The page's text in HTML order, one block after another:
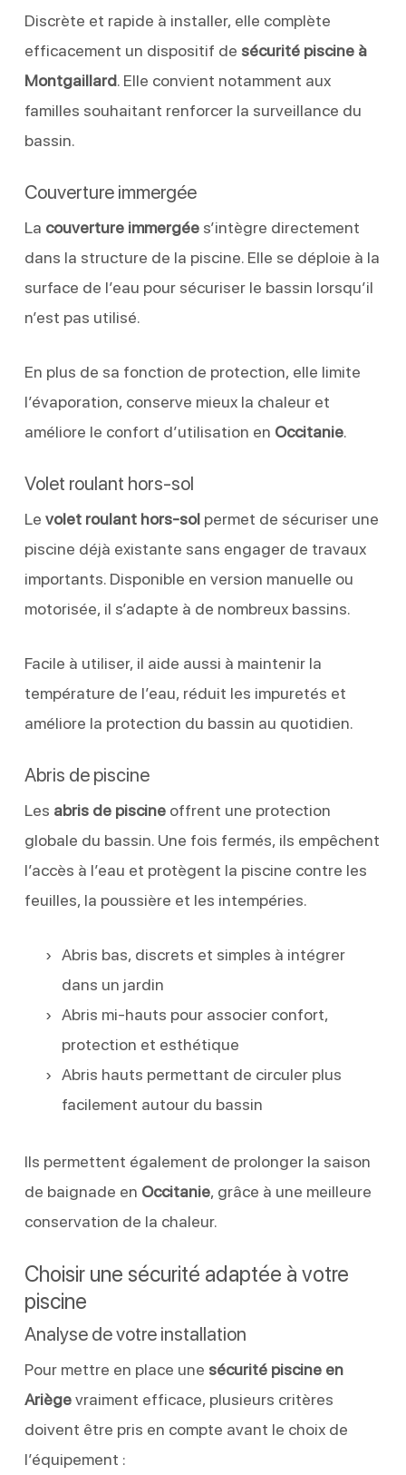
Discrète et rapide à installer, elle complète
efficacement un dispositif de sécurité piscine à
Montgaillard. Elle convient notamment aux
familles souhaitant renforcer la surveillance du
bassin.
Couverture immergée
La couverture immergées’intègre directement
dans la structure de la piscine. Elle se déploie à la
surface de l’eau pour sécuriser le bassin lorsqu’il
n’est pas utilisé.
En plus de sa fonction de protection, elle limite
l’évaporation, conserve mieux la chaleur et
améliore le confort d’utilisation en Occitanie.
Volet roulant hors-sol
Le volet roulant hors-solpermet de sécuriser une
piscine déjà existante sans engager de travaux
importants. Disponible en version manuelle ou
motorisée, il s’adapte à de nombreux bassins.
Facile à utiliser, il aide aussi à maintenir la
température de l’eau, réduit les impuretés et
améliore la protection du bassin au quotidien.
Abris de piscine
Les abris de piscineoffrent une protection
globale du bassin. Une fois fermés, ils empêchent
l’accès à l’eau et protègent la piscine contre les
feuilles, la poussière et les intempéries.
Abris bas, discrets et simples à intégrer
dans un jardin
Abris mi-hauts pour associer confort,
protection et esthétique
Abris hauts permettant de circuler plus
facilement autour du bassin
Ils permettent également de prolonger la saison
de baignade en Occitanie, grâce à une meilleure
conservation de la chaleur.
Choisir une sécurité adaptée à votre
piscine
Analyse de votre installation
Pour mettre en place une sécurité piscine en
Ariègevraiment efficace, plusieurs critères
doivent être pris en compte avant le choix de
l’équipement :